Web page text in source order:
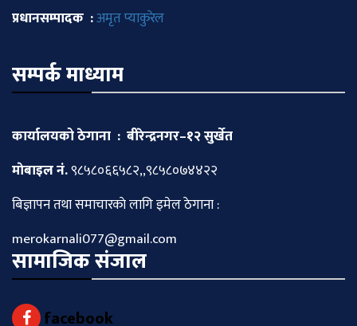
प्रधानसम्पादक :अमृत प्याकुरेल
सम्पर्क माध्याम
कार्यालयको ठेगाना : बीरेन्द्रनगर–१२ सुर्खेत
माेबाइल नं.९८५८०६६५८२,,९८५८०७४४२२
बिज्ञापन तथा समाचारकाे लागि इमेल ठेगाना :
merokarnali077@gmail.com
सामाजिक संजाल
facebook